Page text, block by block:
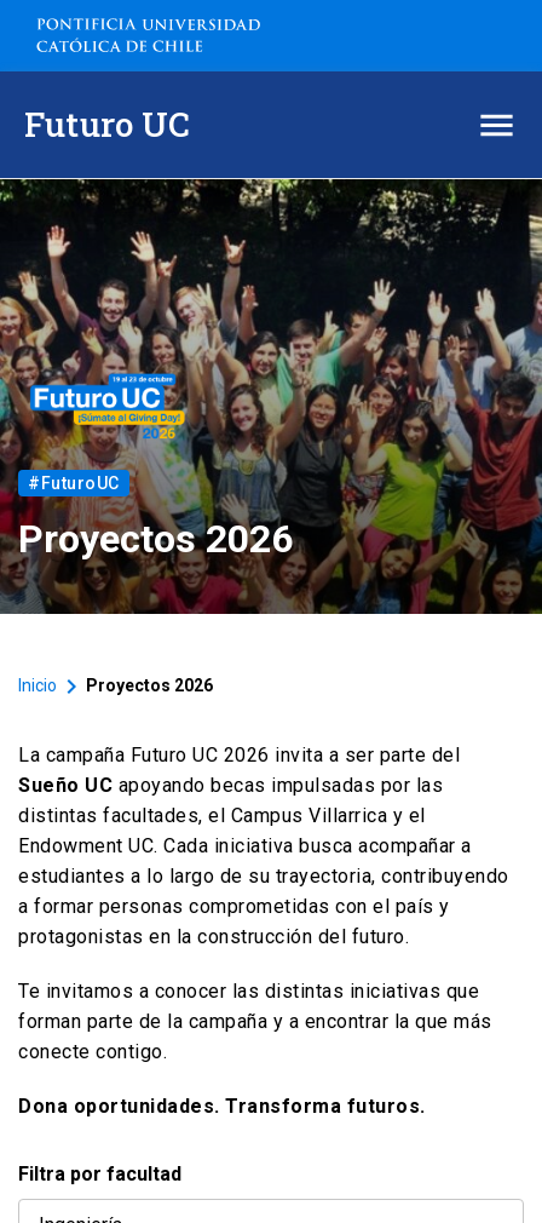
Futuro UC
¿Cómo participar en la campaña?
Proyectos 2026
Actividades
Dona desde el extranjero
Contacto
Versiones anteriores
#FuturoUC
Proyectos 2026
Inicio keyboard_arrow_right Proyectos 2026
La campaña Futuro UC 2026 invita a ser parte del
Sueño UC apoyando becas impulsadas por las
distintas facultades, el Campus Villarrica y el
Endowment UC. Cada iniciativa busca acompañar a
estudiantes a lo largo de su trayectoria, contribuyendo
a formar personas comprometidas con el país y
protagonistas en la construcción del futuro.
Te invitamos a conocer las distintas iniciativas que
forman parte de la campaña y a encontrar la que más
conecte contigo.
Dona oportunidades. Transforma futuros.
Filtra por facultad